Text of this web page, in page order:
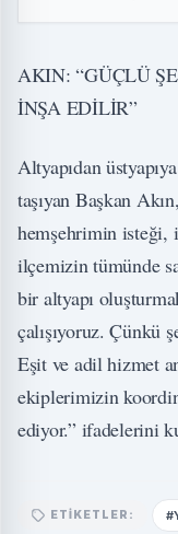
AKIN: “GÜÇLÜ
İNŞA EDİLİR”
Altyapıdan
taşıyan Başkan
hemşehrimin isteği,
ilçemizin tümünde
bir altyapı
çalışıyoruz. Çünkü
Eşit ve adil hizmet
ekiplerimizin
ediyor.” ifadelerini
ETIKETLER: